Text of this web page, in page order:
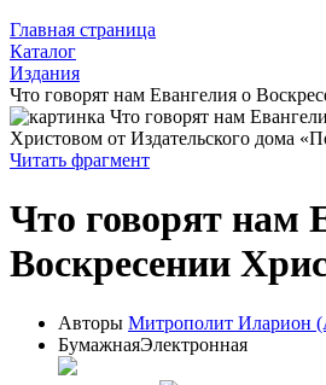
Главная страница
Каталог
Издания
Что говорят нам Евангелия о
Читать фрагмент
Что говорят нам
Воскресении
Авторы Митрополит Иларион
БумажнаяЭлектронная